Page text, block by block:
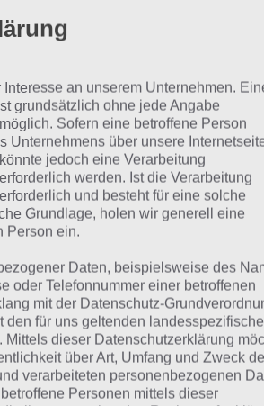
Finde
Das Spielprinzip von 94 Grad
Grad, macht aber dennoch enorm
kommen aus den
Beispiel: In welchem Jahr ist
ein Bild vom Schauspieler und ein
möglichst das Jahr erreichen, in
worden ist. Bist du weit weg, gibt
die Anzeige als “Kalt”. Umso näher
wird es bis du den Punkt erreichst,
an unserem Unternehmen.
grundsätzlich ohne jede Angabe
Sofern eine betroffene Person
Unternehmens über unsere
jedoch eine Verarbeitung
werden. Ist die Verarbeitung
und besteht für eine solche
Grundlage, holen wir generell eine
Person ein.
Daten, beispielsweise des
oder Telefonnummer einer betroffenen
mit der Datenschutz-
den für uns geltenden
dieser Datenschutzerklärung
über Art, Umfang und Zweck
verarbeiteten personenbezogenen
Personen mittels dieser